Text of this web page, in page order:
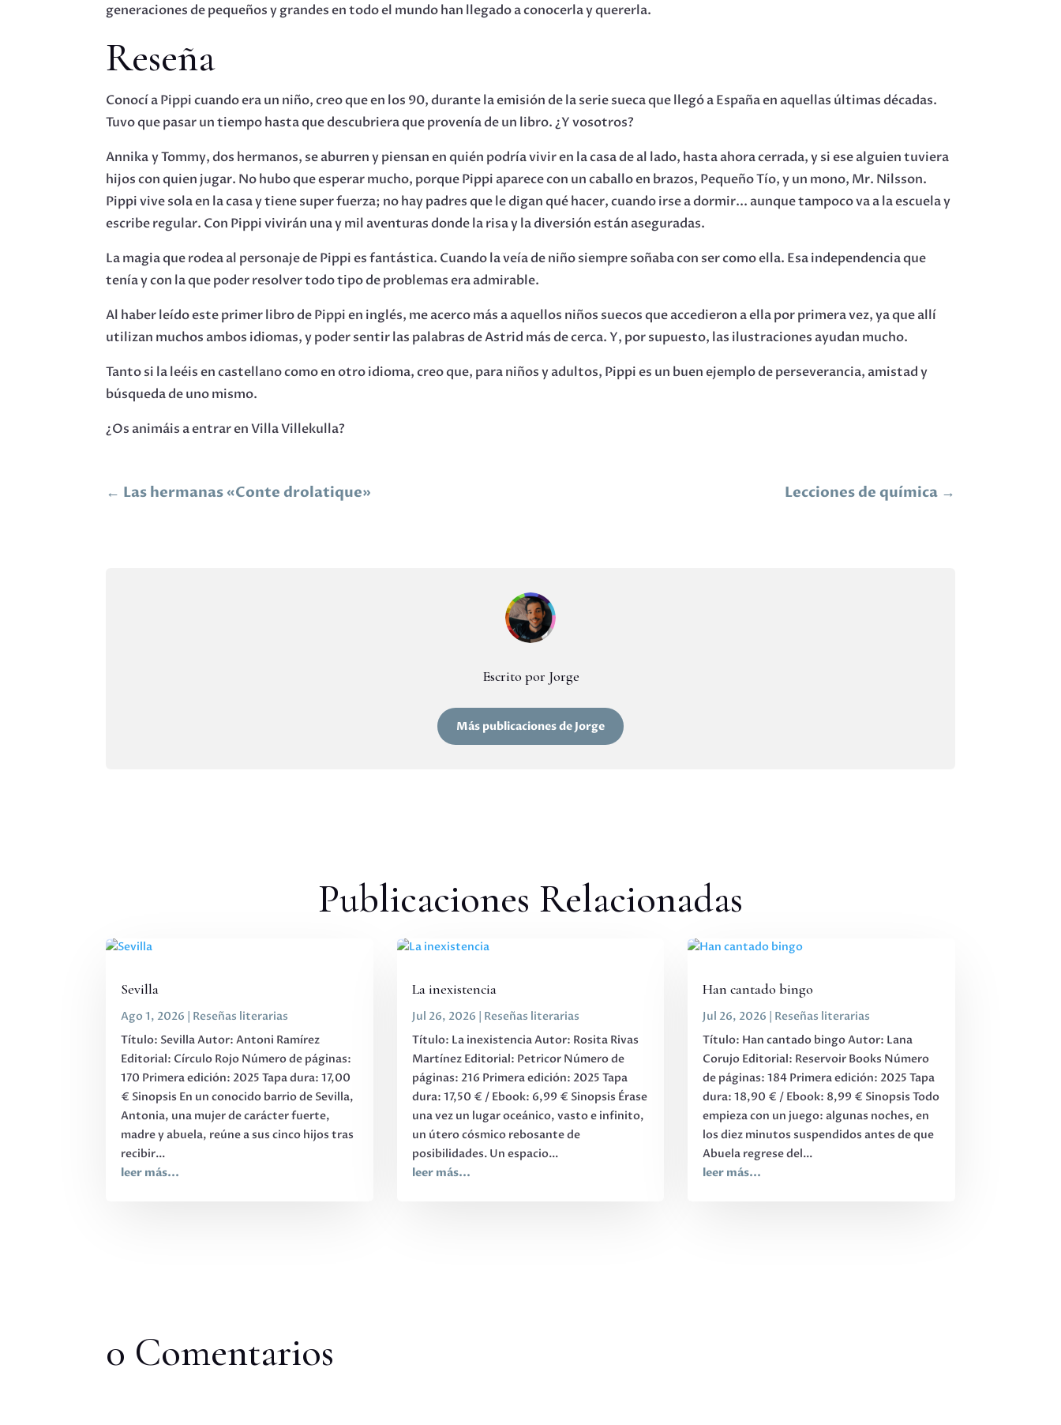
generaciones de pequeños y grandes en todo el mundo han llegado a conocerla y quererla.
Reseña
Conocí a Pippi cuando era un niño, creo que en los 90, durante la emisión de la serie sueca que llegó a España en aquellas últimas décadas.
Tuvo que pasar un tiempo hasta que descubriera que provenía de un libro. ¿Y vosotros?
Annika y Tommy, dos hermanos, se aburren y piensan en quién podría vivir en la casa de al lado, hasta ahora cerrada, y si ese alguien tuviera
hijos con quien jugar. No hubo que esperar mucho, porque Pippi aparece con un caballo en brazos, Pequeño Tío, y un mono, Mr. Nilsson.
Pippi vive sola en la casa y tiene super fuerza; no hay padres que le digan qué hacer, cuando irse a dormir... aunque tampoco va a la escuela y
escribe regular. Con Pippi vivirán una y mil aventuras donde la risa y la diversión están aseguradas.
La magia que rodea al personaje de Pippi es fantástica. Cuando la veía de niño siempre soñaba con ser como ella. Esa independencia que
tenía y con la que poder resolver todo tipo de problemas era admirable.
Al haber leído este primer libro de Pippi en inglés, me acerco más a aquellos niños suecos que accedieron a ella por primera vez, ya que allí
utilizan muchos ambos idiomas, y poder sentir las palabras de Astrid más de cerca. Y, por supuesto, las ilustraciones ayudan mucho.
Tanto si la leéis en castellano como en otro idioma, creo que, para niños y adultos, Pippi es un buen ejemplo de perseverancia, amistad y
búsqueda de uno mismo.
¿Os animáis a entrar en Villa Villekulla?
← Las hermanas «Conte drolatique» Lecciones de química→
Escrito por Jorge
Más publicaciones de Jorge
Publicaciones Relacionadas
Sevilla
Ago 1, 2026 | Reseñas literarias
Título: Sevilla Autor: Antoni Ramírez
Editorial: Círculo Rojo Número de páginas:
170 Primera edición: 2025 Tapa dura: 17,00
€ Sinopsis En un conocido barrio de Sevilla,
Antonia, una mujer de carácter fuerte,
madre y abuela, reúne a sus cinco hijos tras
recibir...
leer más...
La inexistencia
Jul 26, 2026 | Reseñas literarias
Título: La inexistencia Autor: Rosita Rivas
Martínez Editorial: Petricor Número de
páginas: 216 Primera edición: 2025 Tapa
dura: 17,50 € / Ebook: 6,99 € Sinopsis Érase
una vez un lugar oceánico, vasto e infinito,
un útero cósmico rebosante de
posibilidades. Un espacio...
leer más...
Han cantado bingo
Jul 26, 2026 | Reseñas literarias
Título: Han cantado bingo Autor: Lana
Corujo Editorial: Reservoir Books Número
de páginas: 184 Primera edición: 2025 Tapa
dura: 18,90 € / Ebook: 8,99 € Sinopsis Todo
empieza con un juego: algunas noches, en
los diez minutos suspendidos antes de que
Abuela regrese del...
leer más...
0 Comentarios